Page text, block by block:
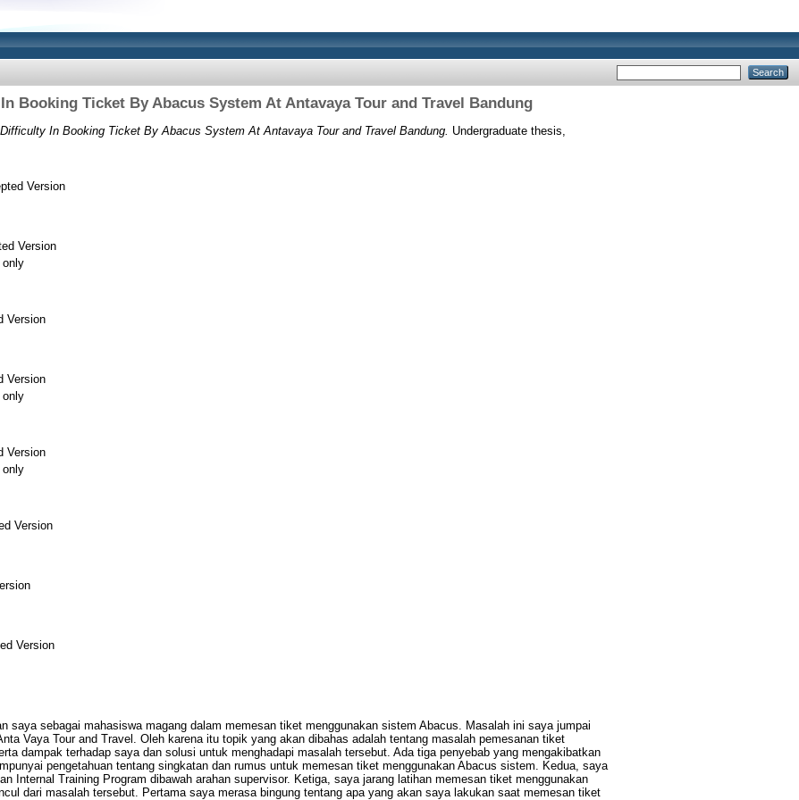
Booking Ticket By Abacus System At Antavaya Tour and Travel Bandung
In Booking Ticket By Abacus System At Antavaya Tour and Travel Bandung. Undergraduate thesis,
Version
Version
Version
Version
Version
Version
Version
saya sebagai mahasiswa magang dalam memesan tiket menggunakan sistem Abacus. Masalah ini saya jumpai
Vaya Tour and Travel. Oleh karena itu topik yang akan dibahas adalah tentang masalah pemesanan tiket
dampak terhadap saya dan solusi untuk menghadapi masalah tersebut. Ada tiga penyebab yang mengakibatkan
pengetahuan tentang singkatan dan rumus untuk memesan tiket menggunakan Abacus sistem. Kedua, saya
Internal Training Program dibawah arahan supervisor. Ketiga, saya jarang latihan memesan tiket menggunakan
dari masalah tersebut. Pertama saya merasa bingung tentang apa yang akan saya lakukan saat memesan tiket